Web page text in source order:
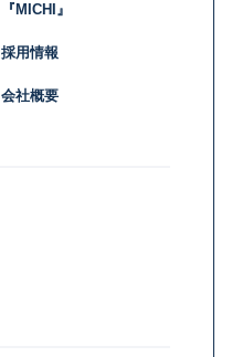
『MICHI』
採用情報
会社概要